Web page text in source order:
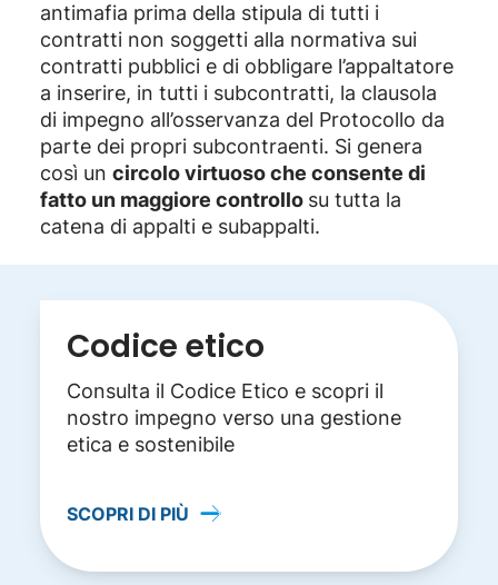
antimafia prima della stipula di tutti i
contratti non soggetti alla normativa sui
contratti pubblici e di obbligare l’appaltatore
a inserire, in tutti i subcontratti, la clausola
di impegno all’osservanza del Protocollo da
parte dei propri subcontraenti. Si genera
così un circolo virtuoso che consente di
fatto un maggiore controllo su tutta la
catena di appalti e subappalti.
Codice etico
Consulta il Codice Etico e scopri il
nostro impegno verso una gestione
etica e sostenibile
SCOPRI DI PIÙ